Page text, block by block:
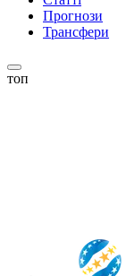
Прогнози
Трансфери
топ